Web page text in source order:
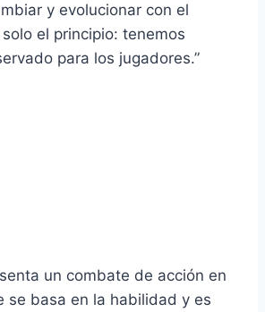
y evolucionar con el
el principio: tenemos
para los jugadores.”
un combate de acción en
se basa en la habilidad y es